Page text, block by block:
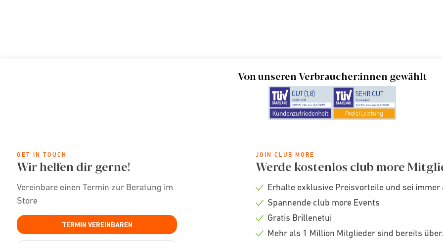
Von unseren Verbraucher:innen gewählt
GET IN TOUCH
Wir helfen dir gerne!
Vereinbare einen Termin zur Beratung im
Store
TERMIN VEREINBAREN
JOIN CLUB MORE
Werde kostenlos club more
Check
Erhalte exklusive Preisvorteile und sei
Check
Spannende club more Events
Check
Gratis Brillenetui
Mehr als 1 Million Mitglieder sind bereits